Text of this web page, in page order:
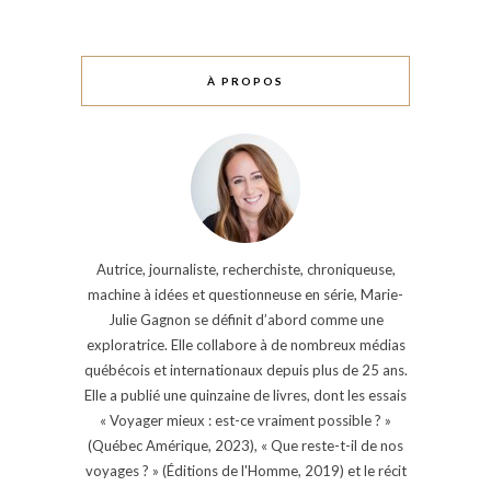
À PROPOS
Autrice, journaliste, recherchiste, chroniqueuse,
machine à idées et questionneuse en série, Marie-
Julie Gagnon se définit d’abord comme une
exploratrice. Elle collabore à de nombreux médias
québécois et internationaux depuis plus de 25 ans.
Elle a publié une quinzaine de livres, dont les essais
« Voyager mieux : est-ce vraiment possible ? »
(Québec Amérique, 2023), « Que reste-t-il de nos
voyages ? » (Éditions de l'Homme, 2019) et le récit